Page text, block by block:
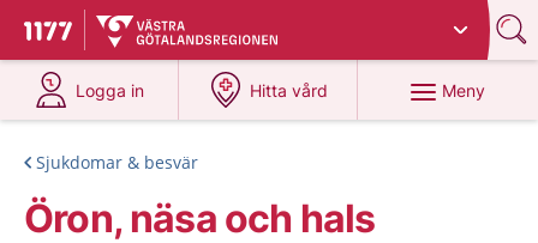
Till startsidan för 1177
Du har valt region
Logga in
på 1177.se
Hitta vård
på 1177.se
Meny
Sjukdomar & besvär
Öron, näsa och hals